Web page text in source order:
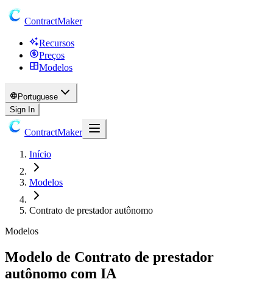
ContractMaker
Recursos
Preços
Modelos
Portuguese
Sign In
ContractMaker
Início
Modelos
Contrato de prestador autônomo
Modelos
Modelo de Contrato de prestador
autônomo com IA